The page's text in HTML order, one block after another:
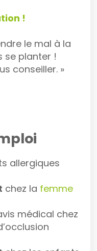
!
le mal à la
se planter !
conseiller. »
allergiques
chez la femme
médical chez